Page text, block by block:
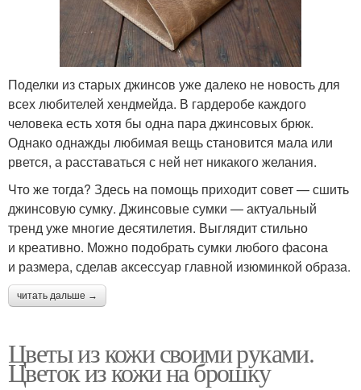
Поделки из старых джинсов уже далеко не новость для
всех любителей хендмейда. В гардеробе каждого
человека есть хотя бы одна пара джинсовых брюк.
Однако однажды любимая вещь становится мала или
рвется, а расставаться с ней нет никакого желания.
Что же тогда? Здесь на помощь приходит совет — сшить
джинсовую сумку. Джинсовые сумки — актуальный
тренд уже многие десятилетия. Выглядит стильно
и креативно. Можно подобрать сумки любого фасона
и размера, сделав аксессуар главной изюминкой образа.
читать дальше →
Цветы из кожи своими руками.
Цветок из кожи на брошку